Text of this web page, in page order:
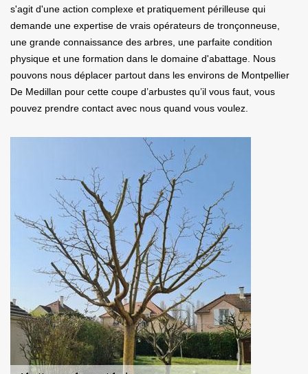
s'agit d'une action complexe et pratiquement périlleuse qui
demande une expertise de vrais opérateurs de tronçonneuse,
une grande connaissance des arbres, une parfaite condition
physique et une formation dans le domaine d'abattage. Nous
pouvons nous déplacer partout dans les environs de Montpellier
De Medillan pour cette coupe d’arbustes qu’il vous faut, vous
pouvez prendre contact avec nous quand vous voulez.